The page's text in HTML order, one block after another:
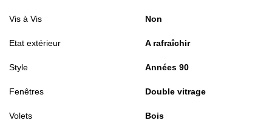
Vis à Vis Non
Etat extérieur A rafraîchir
Style Années 90
Fenêtres Double vitrage
Volets Bois